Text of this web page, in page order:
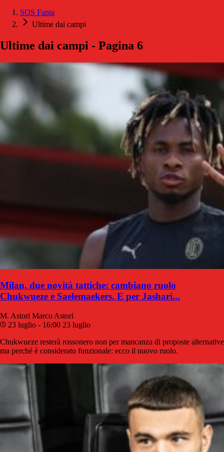
SOS Fanta
Ultime dai campi
Ultime dai campi - Pagina 6
Milan, due novità tattiche: cambiano ruolo
Chukwueze e Saelemaekers. E per Jashari...
M. Astori Marco Astori
23 luglio - 16:00 23 luglio
Chukwueze resterà rossonero non per mancanza di proposte alternative
ma perché è considerato funzionale: ecco il nuovo ruolo.